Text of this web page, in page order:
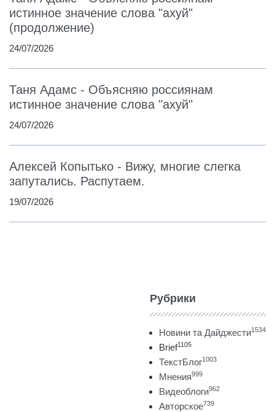
истинное значение слова "ахуй"
(продолжение)
24/07/2026
Таня Адамс - Объясняю россиянам
истинное значение слова "ахуй"
24/07/2026
Алексей Копытько - Вижу, многие слегка
запутались. Распутаем.
19/07/2026
Рубрики
Новини та Дайджести1534
Brief1105
ТекстБлог1003
Мнения999
Видеоблоги962
Авторское739